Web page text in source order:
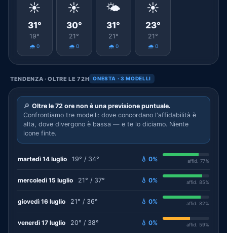
☀️
31°
19°
🌧️ 0
☀️
30°
21°
🌧️ 0
🌤️
31°
21°
🌧️ 0
☀️
23°
21°
🌧️ 0
TENDENZA · OLTRE LE 72H ONESTA · 3 MODELLI
🔎 Oltre le 72 ore non è una previsione puntuale.
Confrontiamo tre modelli: dove concordano l'affidabilità è
alta, dove divergono è bassa — e te lo diciamo. Niente
icone finte.
martedì 14 luglio 19° / 34° 💧 0% affid. 77%
mercoledì 15 luglio 21° / 37° 💧 0% affid. 85%
giovedì 16 luglio 21° / 36° 💧 0% affid. 82%
venerdì 17 luglio 20° / 38° 💧 0% affid. 59%